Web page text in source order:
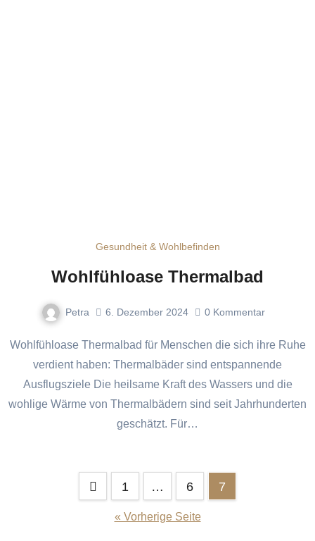
Gesundheit & Wohlbefinden
Wohlfühloase Thermalbad
Petra 6. Dezember 2024 0 Kommentar
Wohlfühloase Thermalbad für Menschen die sich ihre Ruhe
verdient haben: Thermalbäder sind entspannende
Ausflugsziele Die heilsame Kraft des Wassers und die
wohlige Wärme von Thermalbädern sind seit Jahrhunderten
geschätzt. Für…
Seitennummerierung
1 … 6 7
« Vorherige Seite